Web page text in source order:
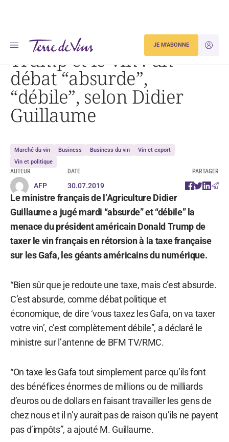
JE
JE M'ABONNE
Accueil Trump et le vin : un débat « absurde », « débile », selon Didier Guillaume
Trump et le vin : un
débat “absurde”,
“débile”, selon Didier
Guillaume
Marché du vin Business Business du vin
Vin et export
Vin et politique
AUTEUR
AFP
DATE
30.07.2019
PARTAGER
Le ministre français de l’Agriculture Didier
Guillaume a jugé mardi “absurde” et “débile” la
menace du président américain Donald Trump de
taxer le vin français en rétorsion à la taxe française
sur les Gafa, les géants américains du numérique.
“Bien sûr que je redoute une taxe, mais c’est absurde.
C’est absurde, comme débat politique et
économique, de dire ‘vous taxez les Gafa, on va taxer
votre vin’, c’est complètement débile”, a déclaré le
ministre sur l’antenne de BFM TV/RMC.
“On taxe les Gafa tout simplement parce qu’ils font
des bénéfices énormes de millions ou de milliards
d’euros ou de dollars en faisant travailler les gens de
chez nous et il n’y aurait pas de raison qu’ils ne payent
pas d’impôts”, a ajouté M. Guillaume.